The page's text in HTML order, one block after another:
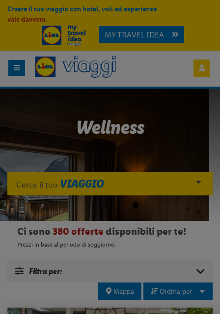
Creare il tuo viaggio con hotel, voli ed esperienze
vale davvero.
MY TRAVEL IDEA
Wellness
Cerca il tuo VIAGGIO
Ci sono380 offerte disponibili per te!
Prezzi in base al periodo di soggiorno.
Filtra per:
Mappa Ordina per